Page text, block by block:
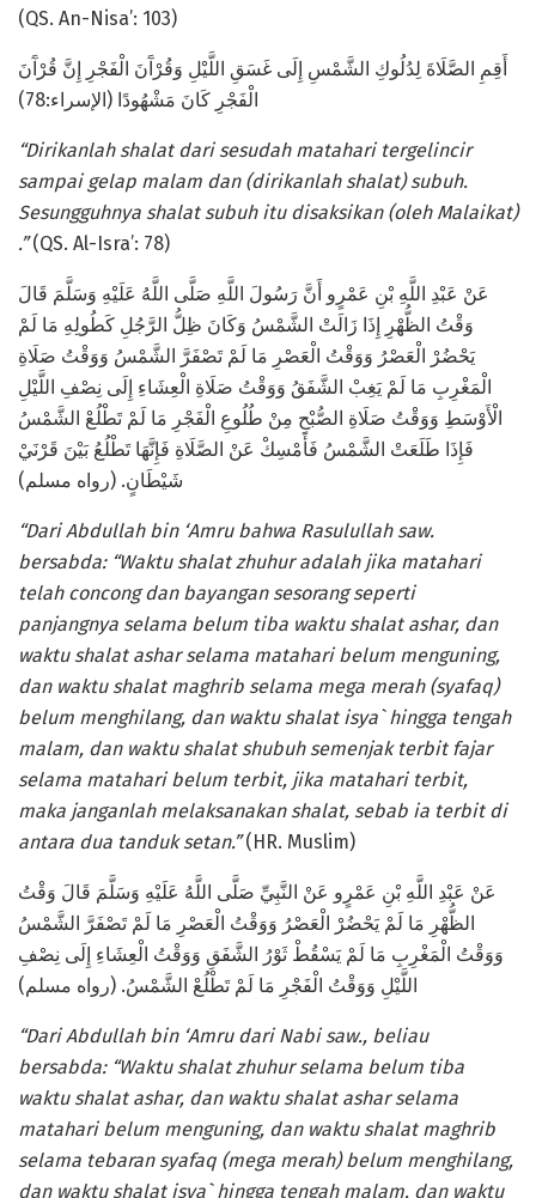
(QS. An-Nisa’: 103)
أَقِمِ الصَّلَاةَ لِدُلُوكِ الشَّمْسِ إِلَى غَسَقِ اللَّيْلِ وَقُرْآَنَ الْفَجْرِ إِنَّ قُرْآَنَ
الْفَجْرِ كَانَ مَشْهُودًا (الإسراء:78)
“Dirikanlah shalat dari sesudah matahari tergelincir
sampai gelap malam dan (dirikanlah shalat) subuh.
Sesungguhnya shalat subuh itu disaksikan (oleh Malaikat)
.”(QS. Al-Isra’: 78)
عَنْ عَبْدِ اللَّهِ بْنِ عَمْرٍو أَنَّ رَسُولَ اللَّهِ صَلَّى اللَّهُ عَلَيْهِ وَسَلَّمَ قَالَ
وَقْتُ الظُّهْرِ إِذَا زَالَتْ الشَّمْسُ وَكَانَ ظِلُّ الرَّجُلِ كَطُولِهِ مَا لَمْ
يَحْضُرْ الْعَصْرُ وَوَقْتُ الْعَصْرِ مَا لَمْ تَصْفَرَّ الشَّمْسُ وَوَقْتُ صَلَاةِ
الْمَغْرِبِ مَا لَمْ يَغِبْ الشَّفَقُ وَوَقْتُ صَلَاةِ الْعِشَاءِ إِلَى نِصْفِ اللَّيْلِ
الْأَوْسَطِ وَوَقْتُ صَلَاةِ الصُّبْحِ مِنْ طُلُوعِ الْفَجْرِ مَا لَمْ تَطْلُعْ الشَّمْسُ
فَإِذَا طَلَعَتْ الشَّمْسُ فَأَمْسِكْ عَنْ الصَّلَاةِ فَإِنَّهَا تَطْلُعُ بَيْنَ قَرْنَيْ
شَيْطَانٍ. (رواه مسلم)
“Dari Abdullah bin ‘Amru bahwa Rasulullah saw.
bersabda: “Waktu shalat zhuhur adalah jika matahari
telah concong dan bayangan sesorang seperti
panjangnya selama belum tiba waktu shalat ashar, dan
waktu shalat ashar selama matahari belum menguning,
dan waktu shalat maghrib selama mega merah (syafaq)
belum menghilang, dan waktu shalat isya` hingga tengah
malam, dan waktu shalat shubuh semenjak terbit fajar
selama matahari belum terbit, jika matahari terbit,
maka janganlah melaksanakan shalat, sebab ia terbit di
antara dua tanduk setan.”(HR. Muslim)
عَنْ عَبْدِ اللَّهِ بْنِ عَمْرٍو عَنْ النَّبِيِّ صَلَّى اللَّهُ عَلَيْهِ وَسَلَّمَ قَالَ وَقْتُ
الظُّهْرِ مَا لَمْ يَحْضُرْ الْعَصْرُ وَوَقْتُ الْعَصْرِ مَا لَمْ تَصْفَرَّ الشَّمْسُ
وَوَقْتُ الْمَغْرِبِ مَا لَمْ يَسْقُطْ ثَوْرُ الشَّفَقِ وَوَقْتُ الْعِشَاءِ إِلَى نِصْفِ
اللَّيْلِ وَوَقْتُ الْفَجْرِ مَا لَمْ تَطْلُعْ الشَّمْسُ. (رواه مسلم)
“Dari Abdullah bin ‘Amru dari Nabi saw., beliau
bersabda: “Waktu shalat zhuhur selama belum tiba
waktu shalat ashar, dan waktu shalat ashar selama
matahari belum menguning, dan waktu shalat maghrib
selama tebaran syafaq (mega merah) belum menghilang,
dan waktu shalat isya` hingga tengah malam, dan waktu